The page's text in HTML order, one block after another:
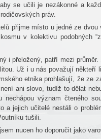
se učili je nezákonné a
práv.
přijme místo u jedné ze
v kolektivu podobných
i přeložený, patří mezi
Už i u nás považují
etnika prohlašují, že ze
ani slovo, tudíž to dělat
význam čteného
a jejich učitelé nestáli o
tušili.
jsem nucen ho doporučit jako